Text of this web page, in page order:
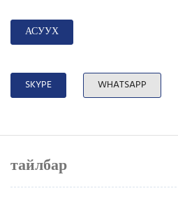
АСУУХ
SKYPE WHATSAPP
тайлбар